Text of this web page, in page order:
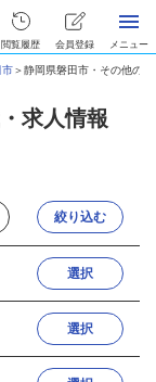
閲覧履歴 会員登録 メニュー
市＞静岡県磐田市・その他の
求人情報
絞り込む
選択
選択